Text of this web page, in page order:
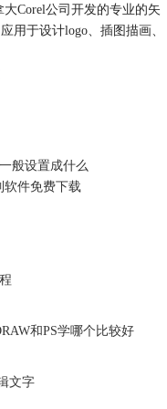
Corel公司开发的专业的矢
用于设计logo、插图描画、
格式（.cdr），而PS的导
以保存图像的多个图层和其
形设计工具和效果。PS软
它在标志设计、网页设计
图像处理、平面设计、照
学者来说，很难找到相应
推荐初学者先学习cdr软件
般设置成什么
软件免费下载
和PS学哪个比较好
文字